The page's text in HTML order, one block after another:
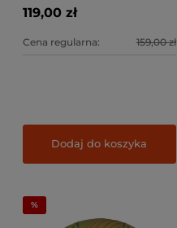
119,00 zł
Cena regularna: 159,00 zł
Dodaj do koszyka